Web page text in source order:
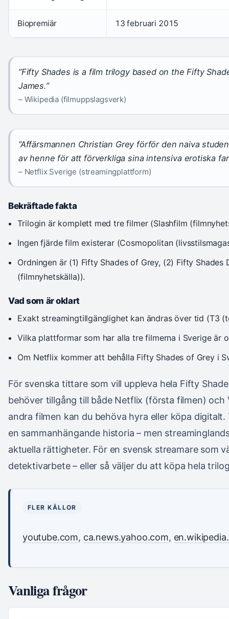
Biopremiär 13 februari 2015
”Fifty Shades is a film trilogy based on the Fifty
James.”
– Wikipedia (filmuppslagsverk)
”Affärsmannen Christian Grey förför den naiva
av henne för att förverkliga sina intensiva erotiska
– Netflix Sverige (streamingplattform)
Bekräftade fakta
Trilogin är komplett med tre filmer (Slashfilm
Ingen fjärde film existerar (Cosmopolitan
Ordningen är (1) Fifty Shades of Grey, (2) Fifty Shades
(filmnyhetskälla)).
Vad som är oklart
Exakt streamingtillgänglighet kan ändras över tid (T3
Vilka plattformar som har alla tre filmerna i Sverige är
Om Netflix kommer att behålla Fifty Shades of Grey i
För svenska tittare som vill uppleva hela Fifty
behöver tillgång till både Netflix (första filmen)
andra filmen kan du behöva hyra eller köpa
en sammanhängande historia – men
aktuella rättigheter. För en svensk streamare som
detektivarbete – eller så väljer du att köpa hela
FLER KÄLLOR
youtube.com, ca.news.yahoo.com,
Vanliga frågor